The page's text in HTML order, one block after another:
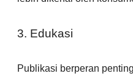
3. Edukasi
Publikasi berperan